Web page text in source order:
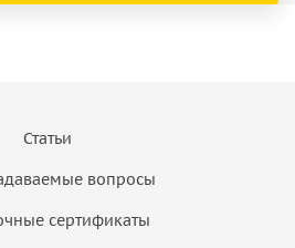
Статьи
вопросы
сертификаты